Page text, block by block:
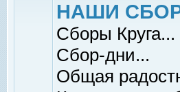
НАШИ
Сборы Круга...
Сбор-дни...
Общая